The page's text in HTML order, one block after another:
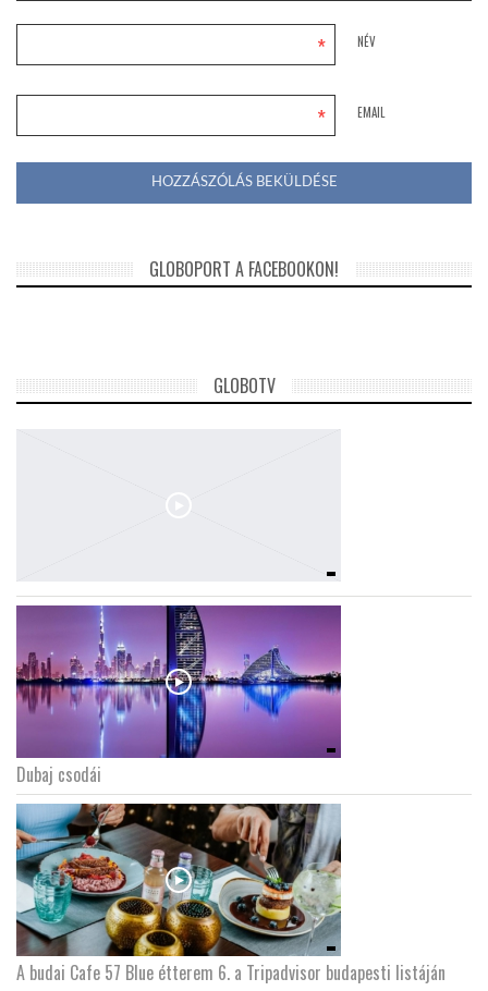
NÉV
*
EMAIL
*
GLOBOPORT A FACEBOOKON!
GLOBOTV
Dubaj csodái
A budai Cafe 57 Blue étterem 6. a Tripadvisor budapesti listáján